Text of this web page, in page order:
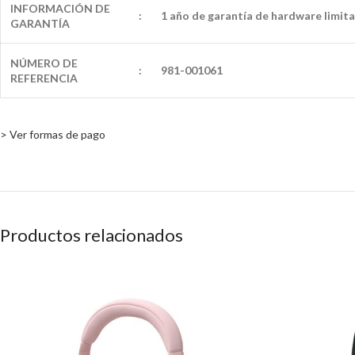
INFORMACIÓN DE
GARANTÍA
: 1 año de garantía de hardware
NÚMERO DE
REFERENCIA
: 981-001061
> Ver formas de pago
Productos relacionados